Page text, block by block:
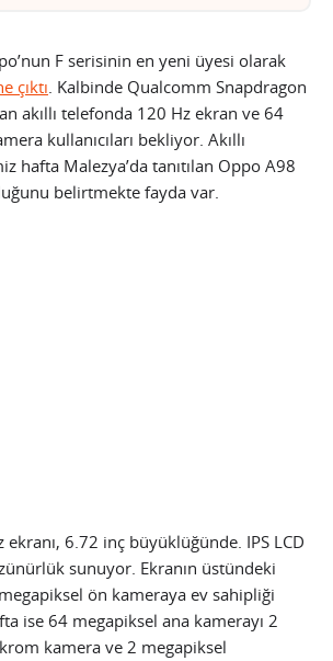
F serisinin en yeni üyesi olarak
çıktı. Kalbinde Qualcomm Snapdragon
akıllı telefonda 120 Hz ekran ve 64
kullanıcıları bekliyor. Akıllı
hafta Malezya’da tanıtılan Oppo A98
belirtmekte fayda var.
ekranı, 6.72 inç büyüklüğünde. IPS LCD
sunuyor. Ekranın üstündeki
ön kameraya ev sahipliği
ise 64 megapiksel ana kamerayı 2
kamera ve 2 megapiksel